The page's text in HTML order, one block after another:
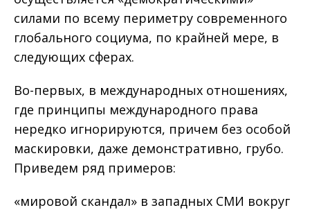
силами по всему периметру современного
глобального социума, по крайней мере, в
следующих сферах.
Во-первых, в международных отношениях,
где принципы международного права
нередко игнорируются, причем без особой
маскировки, даже демонстративно, грубо.
Приведем ряд примеров:
«мировой скандал» в западных СМИ вокруг